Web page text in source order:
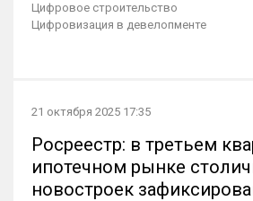
Цифровое строительство
Цифровизация в девелопменте
21 октября 2025 17:35
Росреестр: в третьем
ипотечном рынке
новостроек